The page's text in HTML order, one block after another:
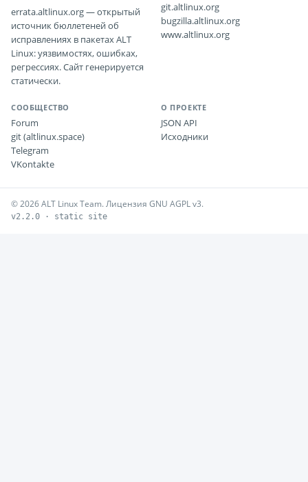
errata.altlinux.org — открытый
источник бюллетеней об
исправлениях в пакетах ALT
Linux: уязвимостях, ошибках,
регрессиях. Сайт генерируется
статически.
git.altlinux.org
bugzilla.altlinux.org
www.altlinux.org
СООБЩЕСТВО
Forum
git (altlinux.space)
Telegram
VKontakte
О ПРОЕКТЕ
JSON API
Исходники
© 2026 ALT Linux Team. Лицензия GNU AGPL v3.
v2.2.0 · static site